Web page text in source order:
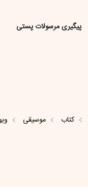
پیگیری مرسولات پستی
کتاب موسیقی